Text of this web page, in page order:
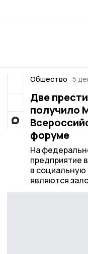
Общество 5
Две
получило
форуме
На
предприятие
в социальную
являются